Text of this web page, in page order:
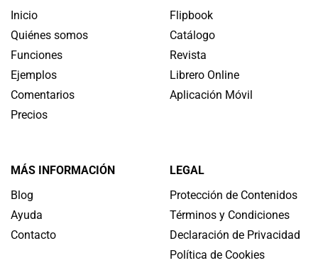
Inicio
Quiénes somos
Funciones
Ejemplos
Comentarios
Precios
Flipbook
Catálogo
Revista
Librero Online
Aplicación Móvil
MÁS INFORMACIÓN
Blog
Ayuda
Contacto
LEGAL
Protección de Contenidos
Términos y Condiciones
Declaración de Privacidad
Política de Cookies